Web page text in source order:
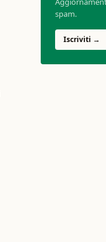
spam.
Iscriviti →